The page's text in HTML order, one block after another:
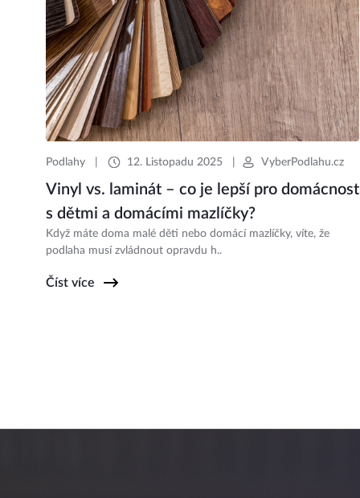
Podlahy 12. Listopadu 2025 VyberPodlahu.cz
Vinyl vs. laminát – co je lepší pro domácnost
s dětmi a domácími mazlíčky?
Když máte doma malé děti nebo domácí mazlíčky, víte, že
podlaha musí zvládnout opravdu h..
Číst více